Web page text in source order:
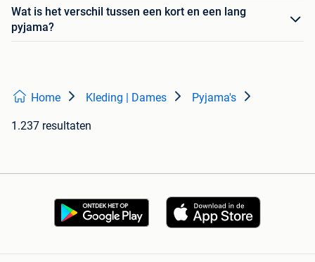
Wat is het verschil tussen een kort en een lang
pyjama?
Home Kleding | Dames Pyjama's
1.237 resultaten